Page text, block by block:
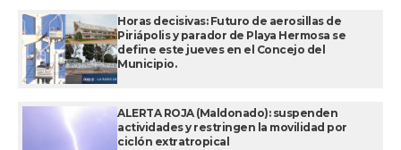
Horas decisivas: Futuro de aerosillas de
Piriápolis y parador de Playa Hermosa se
define este jueves en el Concejo del
Municipio.
ALERTA ROJA (Maldonado): suspenden
actividades y restringen la movilidad por
ciclón extratropical